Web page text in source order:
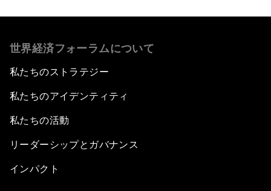
世界経済フォーラムについて
私たちのストラテジー
私たちのアイデンティティ
私たちの活動
リーダーシップとガバナンス
インパクト